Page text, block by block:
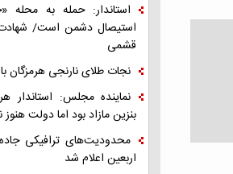
استاندار: حمله به محله
قشمی
نجات طلای نارنجی هرمزگان
بنزین مازاد بود اما دولت هنوز
محدودیت‌های ترافیکی
اربعین اعلام شد